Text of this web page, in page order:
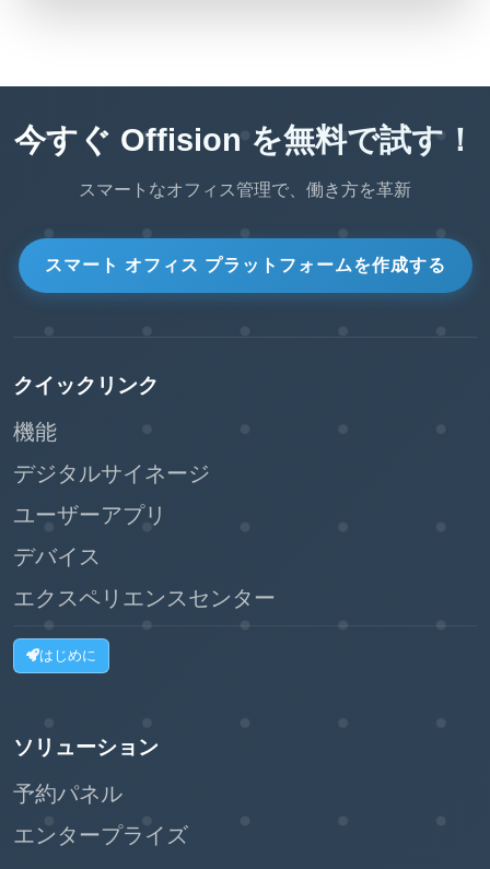
今すぐ Offision を無料で試す！
スマートなオフィス管理で、働き方を革新
スマート オフィス プラットフォームを作成する
クイックリンク
機能
デジタルサイネージ
ユーザーアプリ
デバイス
エクスペリエンスセンター
はじめに
ソリューション
予約パネル
エンタープライズ